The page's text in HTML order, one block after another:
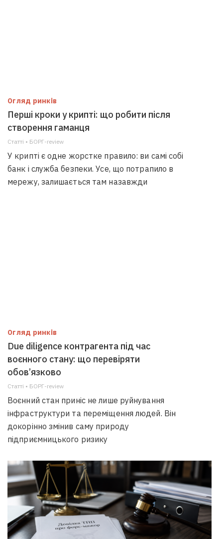
Огляд ринків
Перші кроки у крипті: що робити після
створення гаманця
Статті • БОРГ-review
У крипті є одне жорстке правило: ви самі собі
банк і служба безпеки. Усе, що потрапило в
мережу, залишається там назавжди
Огляд ринків
Due diligence контрагента під час
воєнного стану: що перевіряти
обов’язково
Статті • БОРГ-review
Воєнний стан приніс не лише руйнування
інфраструктури та переміщення людей. Він
докорінно змінив саму природу
підприємницького ризику